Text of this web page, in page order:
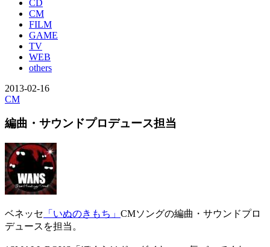
CD
CM
FILM
GAME
TV
WEB
others
2013-02-16
CM
編曲・サウンドプロデュース担当
ベネッセ 「いぬのきもち」 CMソングの編曲・サウンドプロ
デュースを担当。